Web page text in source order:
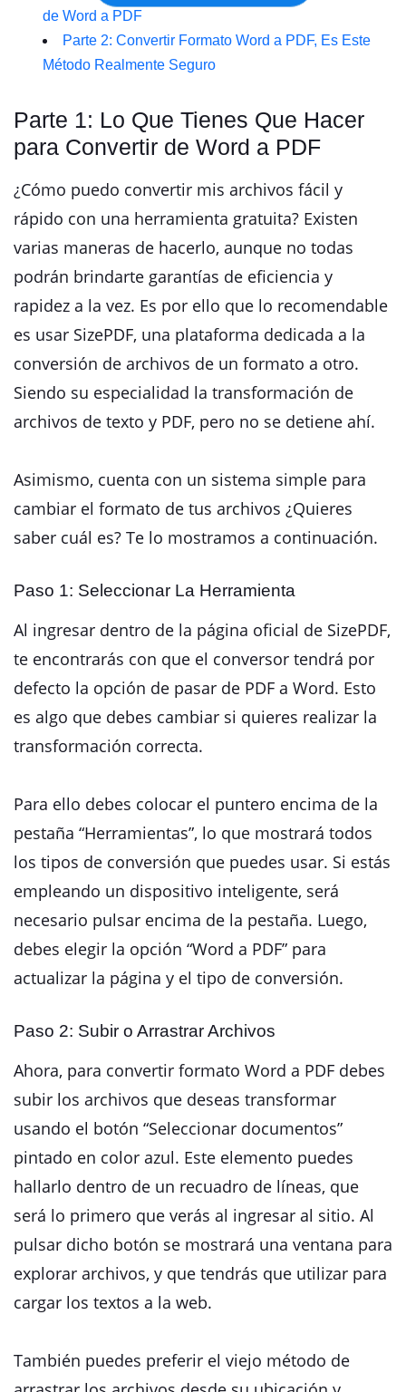
de Word a PDF
Parte 2: Convertir Formato Word a PDF, Es Este
Método Realmente Seguro
Parte 1: Lo Que Tienes Que Hacer
para Convertir de Word a PDF
¿Cómo puedo convertir mis archivos fácil y
rápido con una herramienta gratuita? Existen
varias maneras de hacerlo, aunque no todas
podrán brindarte garantías de eficiencia y
rapidez a la vez. Es por ello que lo recomendable
es usar SizePDF, una plataforma dedicada a la
conversión de archivos de un formato a otro.
Siendo su especialidad la transformación de
archivos de texto y PDF, pero no se detiene ahí.
Asimismo, cuenta con un sistema simple para
cambiar el formato de tus archivos ¿Quieres
saber cuál es? Te lo mostramos a continuación.
Paso 1: Seleccionar La Herramienta
Al ingresar dentro de la página oficial de SizePDF,
te encontrarás con que el conversor tendrá por
defecto la opción de pasar de PDF a Word. Esto
es algo que debes cambiar si quieres realizar la
transformación correcta.
Para ello debes colocar el puntero encima de la
pestaña “Herramientas”, lo que mostrará todos
los tipos de conversión que puedes usar. Si estás
empleando un dispositivo inteligente, será
necesario pulsar encima de la pestaña. Luego,
debes elegir la opción “Word a PDF” para
actualizar la página y el tipo de conversión.
Paso 2: Subir o Arrastrar Archivos
Ahora, para convertir formato Word a PDF debes
subir los archivos que deseas transformar
usando el botón “Seleccionar documentos”
pintado en color azul. Este elemento puedes
hallarlo dentro de un recuadro de líneas, que
será lo primero que verás al ingresar al sitio. Al
pulsar dicho botón se mostrará una ventana para
explorar archivos, y que tendrás que utilizar para
cargar los textos a la web.
También puedes preferir el viejo método de